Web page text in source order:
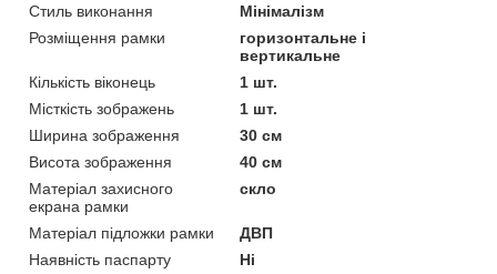
Стиль виконання
Мінімалізм
Розміщення рамки
горизонтальне і
вертикальне
Кількість віконець
1 шт.
Місткість зображень
1 шт.
Ширина зображення
30 см
Висота зображення
40 см
Матеріал захисного
екрана рамки
скло
Матеріал підложки рамки
ДВП
Наявність паспарту
Ні